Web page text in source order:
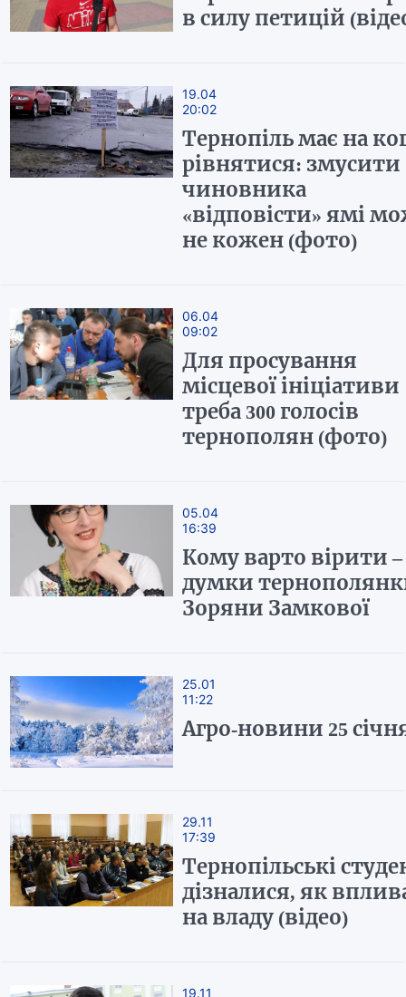
в силу петицій
19.04
20:02
Тернопіль має на
рівнятися: змусити
чиновника
«відповісти» ямі
не кожен (фото)
06.04
09:02
Для просування
місцевої ініціативи
треба 300 голосів
тернополян (фото)
05.04
16:39
Кому варто вірити –
думки
Зоряни Замкової
25.01
11:22
Агро-новини 25
29.11
17:39
Тернопільські
дізналися, як
на владу (відео)
19.11